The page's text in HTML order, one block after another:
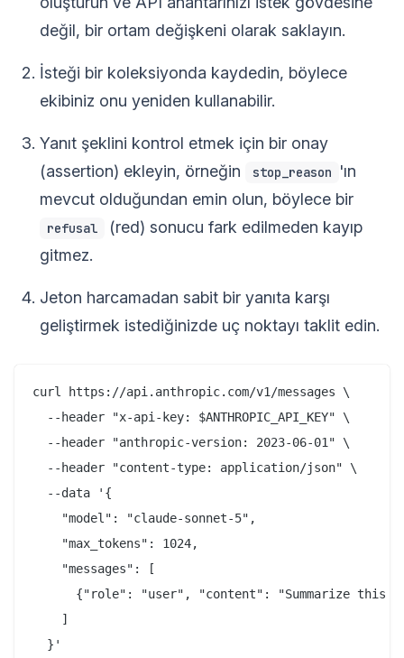
değil, bir ortam değişkeni olarak saklayın.
İsteği bir koleksiyonda kaydedin, böylece
ekibiniz onu yeniden kullanabilir.
Yanıt şeklini kontrol etmek için bir onay
(assertion) ekleyin, örneğin
stop_reason
'ın
mevcut olduğundan emin olun, böylece bir
refusal
(red) sonucu fark edilmeden kayıp
gitmez.
Jeton harcamadan sabit bir yanıta karşı
geliştirmek istediğinizde uç noktayı taklit edin.
curl https://api.anthropic.com/v1/messages \
  --header "x-api-key: $ANTHROPIC_API_KEY" \
  --header "anthropic-version: 2023-06-01" \
  --header "content-type: application/json" \
  --data '{
    "model": "claude-sonnet-5",
    "max_tokens": 1024,
    "messages": [
{"role": "user", "content": "Summarize this
    ]